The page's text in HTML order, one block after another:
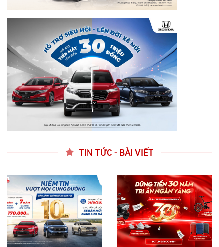
TIN TỨC - BÀI VIẾT